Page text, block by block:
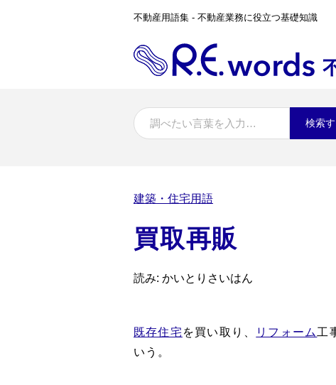
不動産用語集 - 不動産業務に役立つ基礎知識
検索
建築・住宅用語
買取再販
読み: かいとりさいはん
既存住宅 を買い取り、 リフォーム 工
いう。